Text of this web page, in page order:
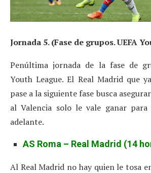
Jornada 5. (Fase de grupos. UEFA
Penúltima jornada de la fase de
Youth League. El Real Madrid que
pase a la siguiente fase busca
al Valencia solo le vale ganar
adelante.
AS Roma – Real Madrid (14
Al Real Madrid no hay quien le tosa